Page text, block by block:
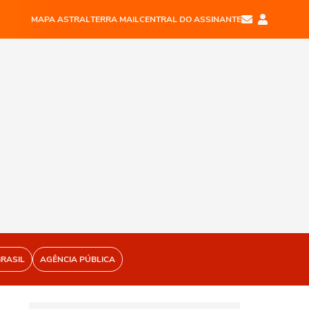
MAPA ASTRALTERRA MAILCENTRAL DO ASSINANTE
AGÊNCIA PÚBLICA